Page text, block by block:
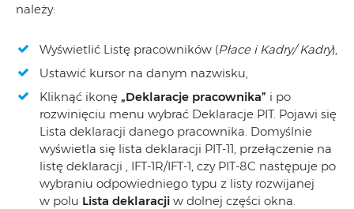
należy:
Wyświetlić Listę pracowników (Płace i Kadry/ Kadry),
Ustawić kursor na danym nazwisku,
Kliknąć ikonę „Deklaracje pracownika” i po
rozwinięciu menu wybrać Deklaracje PIT. Pojawi się
Lista deklaracji danego pracownika. Domyślnie
wyświetla się lista deklaracji PIT-11, przełączenie na
listę deklaracji , IFT‑1R/IFT‑1, czy PIT-8C następuje po
wybraniu odpowiedniego typu z listy rozwijanej
w polu Lista deklaracji w dolnej części okna.